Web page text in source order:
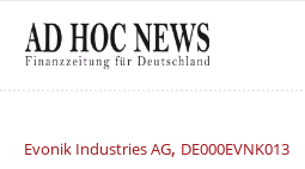
Evonik Industries AG, DE000EVNK013